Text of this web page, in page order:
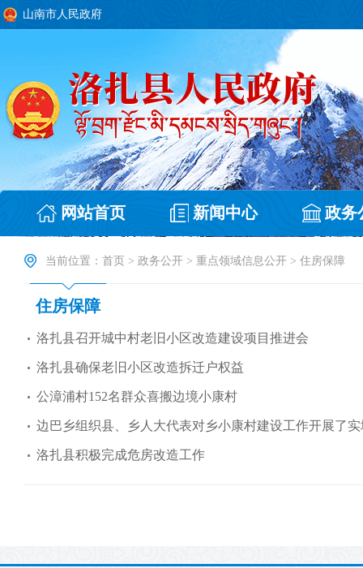
山南市人民政府
网站首页 新闻中心 政务
当前位置： 首页 > 政务公开 > 重点领域信息公开 > 住房保障
住房保障
洛扎县召开城中村老旧小区改造建设项目推进会
洛扎县确保老旧小区改造拆迁户权益
公漳浦村152名群众喜搬边境小康村
边巴乡组织县、乡人大代表对乡小康村建设工作开展了
洛扎县积极完成危房改造工作